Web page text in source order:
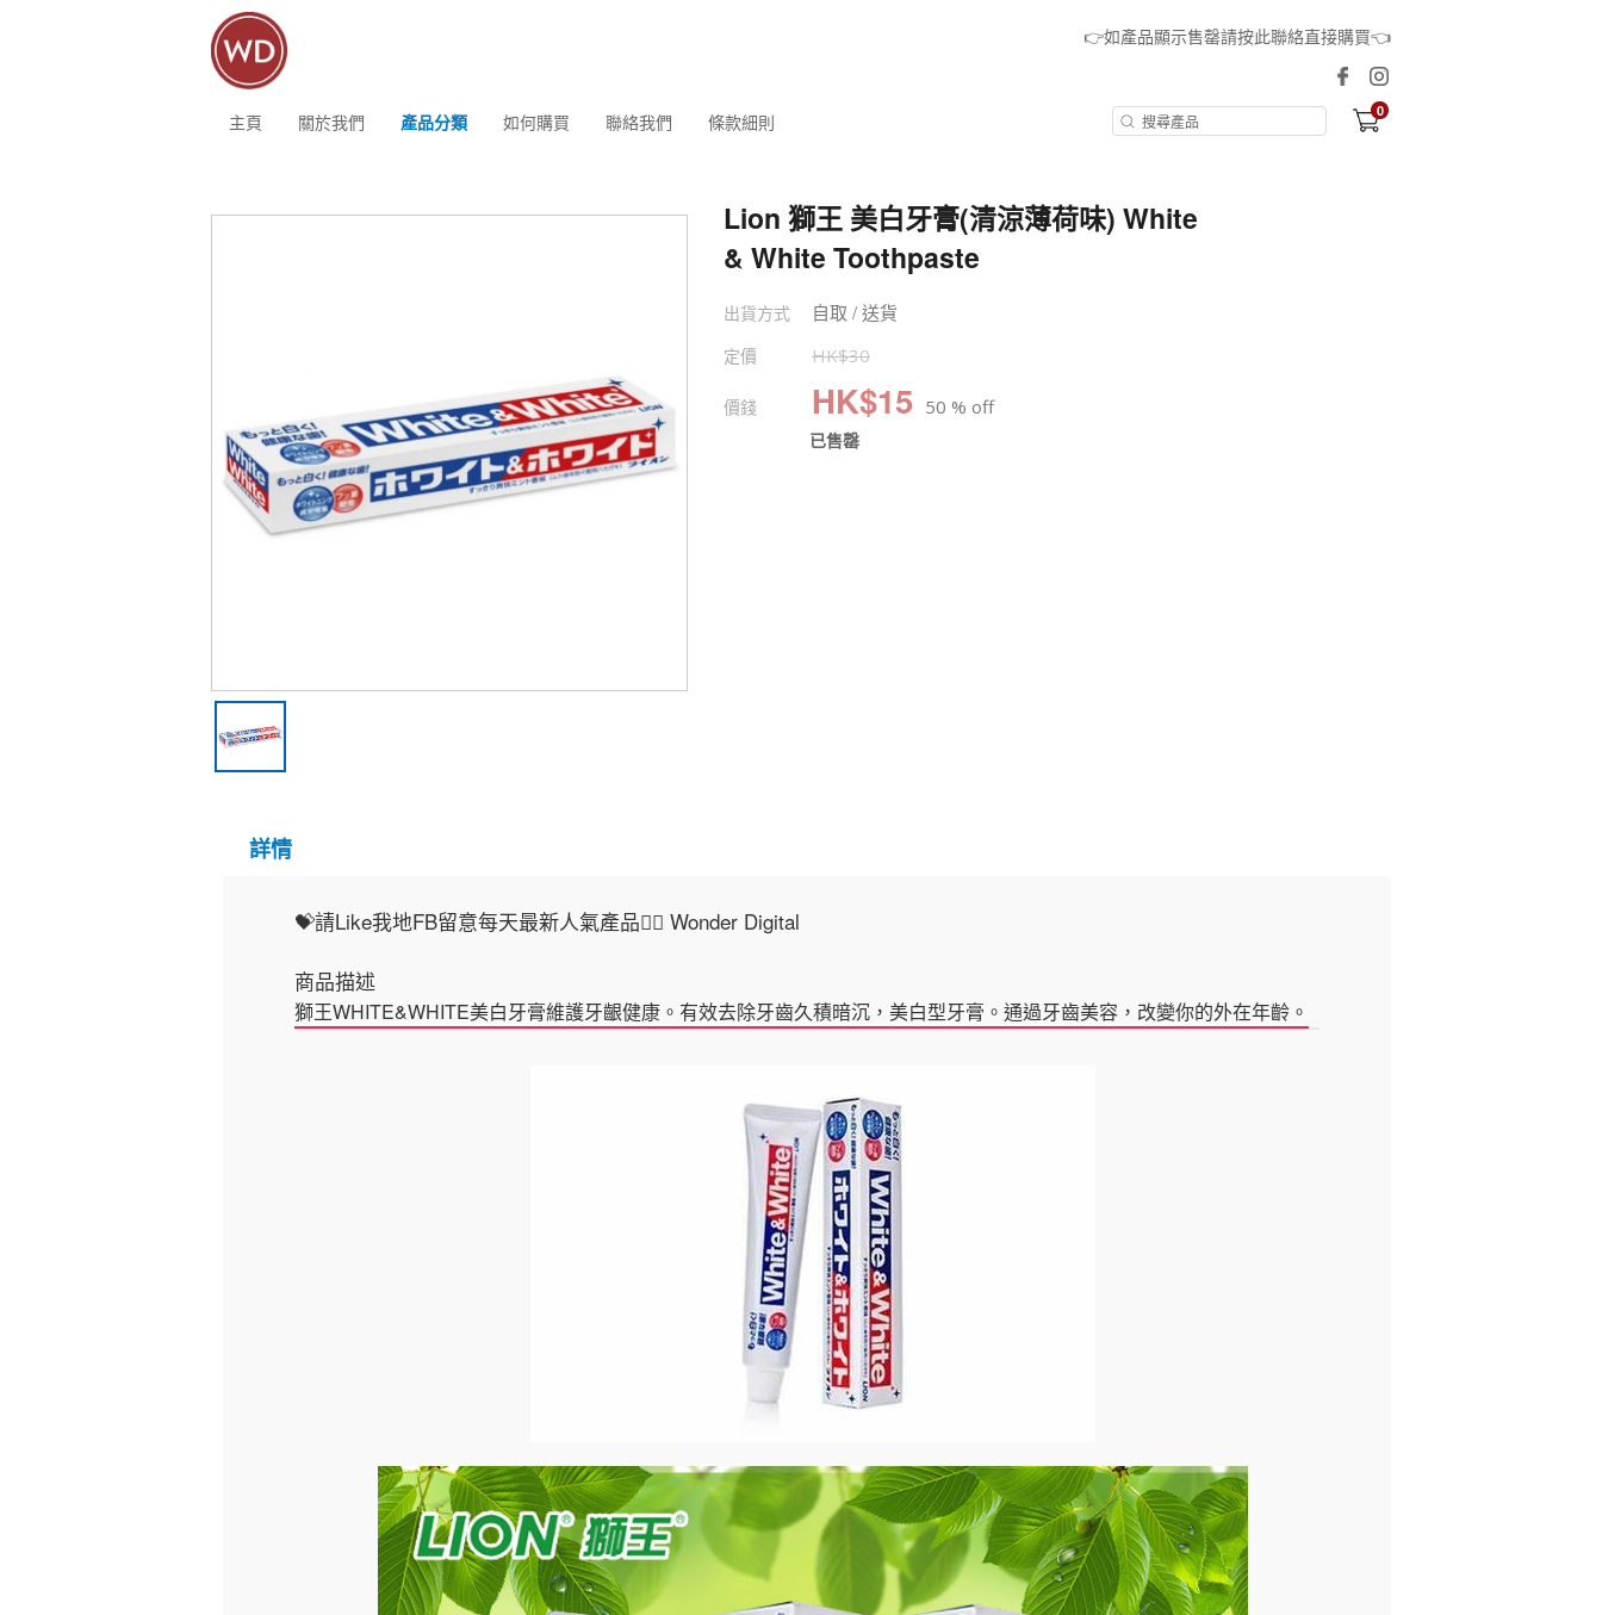
👉如產品顯示售罄請按此聯絡直接購買👈
主頁 關於我們 產品分類 如何購買 聯絡我們 條款細則 0
Lion 獅王 美白牙膏(清涼薄荷味) White
& White Toothpaste
出貨方式 自取 / 送貨
定價 HK$30
價錢 HK$15 50 % off
已售罄
詳情
💝請Like我地FB留意每天最新人氣產品👍🏻 Wonder Digital
商品描述
獅王WHITE&WHITE美白牙膏維護牙齦健康。有效去除牙齒久積暗沉，美白型牙膏。通過牙齒美容，改變你的外在年齡。